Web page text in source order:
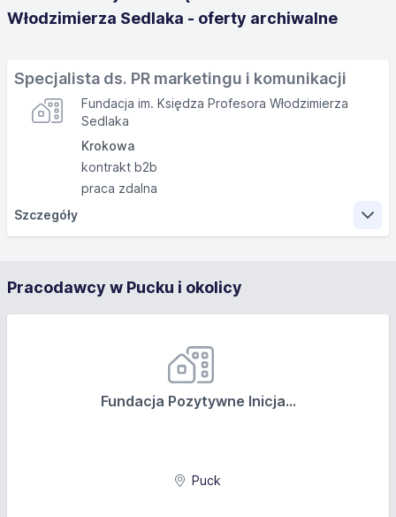
Włodzimierza Sedlaka - oferty archiwalne
Specjalista ds. PR marketingu i komunikacji
Fundacja im. Księdza Profesora Włodzimierza
Sedlaka
Krokowa
kontrakt b2b
praca zdalna
Szczegóły
redagowanie materiałów prasowych
przygotowywanie treści na social media
działania w community
tworzenie raportów z kampanii
tworzenie oraz wdrażanie strategii wizerunkowej
Pracodawcy w Pucku i okolicy
Fundacja Pozytywne Inicja...
Puck